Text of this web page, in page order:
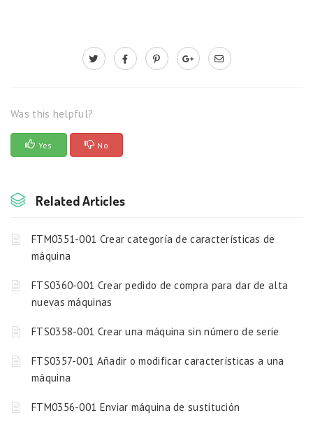
Was this helpful?
Yes No
Related Articles
FTM0351-001 Crear categoría de características de
máquina
FTS0360-001 Crear pedido de compra para dar de alta
nuevas máquinas
FTS0358-001 Crear una máquina sin número de serie
FTS0357-001 Añadir o modificar características a una
máquina
FTM0356-001 Enviar máquina de sustitución